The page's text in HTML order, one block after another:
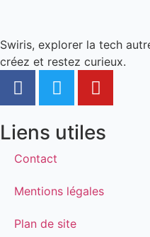
Swiris, explorer la tech
créez et restez curieux.
Liens utiles
Contact
Mentions légales
Plan de site